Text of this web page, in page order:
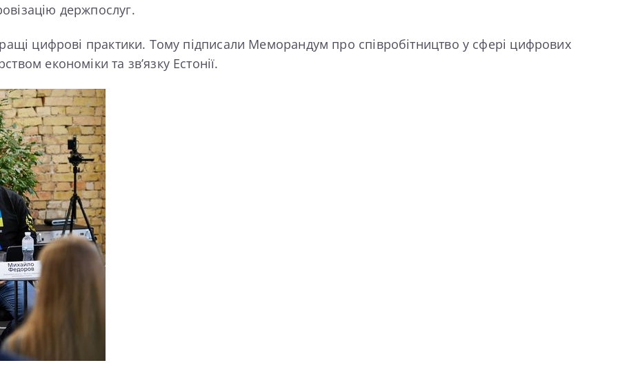
держпослуг.
цифрові практики. Тому підписали Меморандум про співробітництво у сфері цифрових
економіки та зв’язку Естонії.